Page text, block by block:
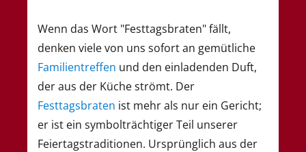
Wenn das Wort "Festtagsbraten" fällt,
denken viele von uns sofort an gemütliche
Familientreffen und den einladenden Duft,
der aus der Küche strömt. Der
Festtagsbraten ist mehr als nur ein Gericht;
er ist ein symbolträchtiger Teil unserer
Feiertagstraditionen. Ursprünglich aus der